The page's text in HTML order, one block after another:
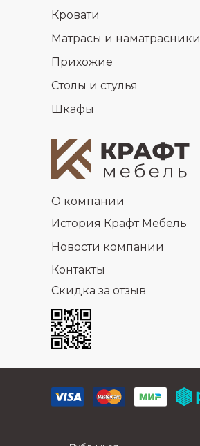
Кровати
Матрасы и наматрасники
Прихожие
Столы и стулья
Шкафы
О компании
История Крафт Мебель
Новости компании
Контакты
Скидка за отзыв